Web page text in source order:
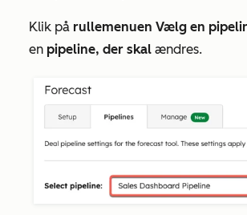
Klik på rullemenuen Vælg en
en pipeline, der skal ændres.